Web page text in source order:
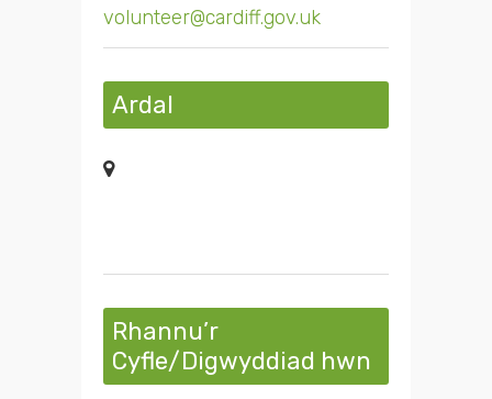
volunteer@cardiff.gov.uk
Ardal
Rhannu’r
Cyfle/Digwyddiad hwn